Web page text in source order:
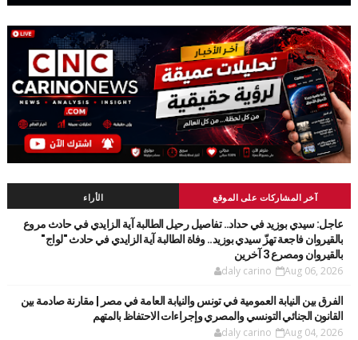
آخر المشاركات على الموقع الأراء
عاجل: سيدي بوزيد في حداد.. تفاصيل رحيل الطالبة آية الزايدي في حادث مروع
بالقيروان فاجعة تهزّ سيدي بوزيد.. وفاة الطالبة آية الزايدي في حادث "لواج"
بالقيروان ومصرع 3 آخرين
daly carino Aug 06, 2026
الفرق بين النيابة العمومية في تونس والنيابة العامة في مصر | مقارنة صادمة بين
القانون الجنائي التونسي والمصري وإجراءات الاحتفاظ بالمتهم
daly carino Aug 04, 2026